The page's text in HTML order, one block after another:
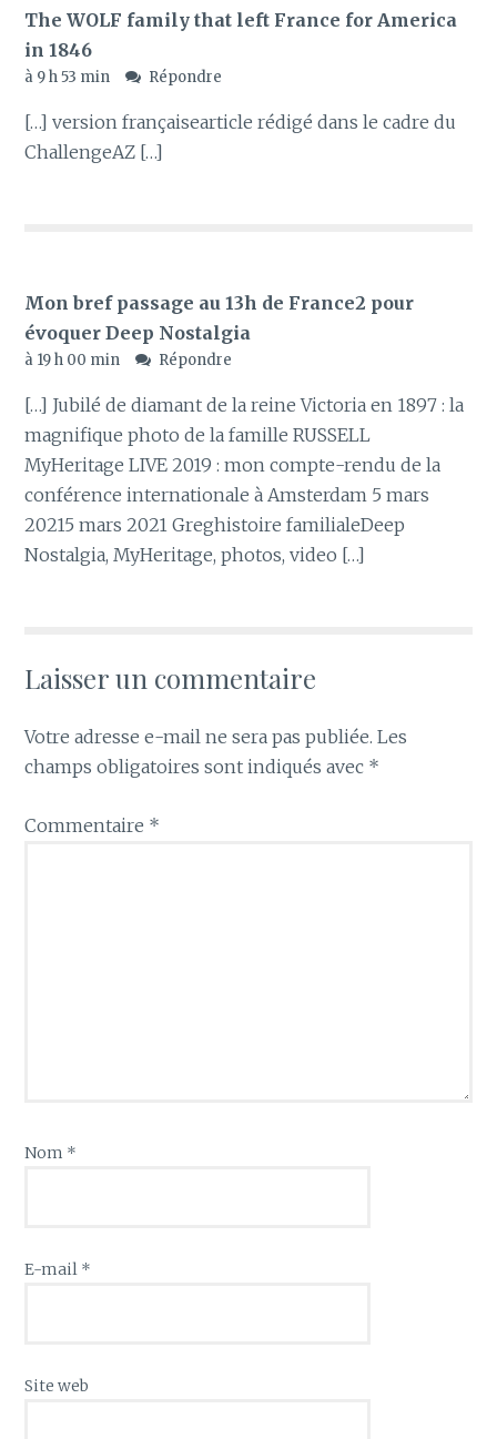
The WOLF family that left France for America
in 1846
à 9 h 53 min Répondre
[…] version françaisearticle rédigé dans le cadre du
ChallengeAZ […]
Mon bref passage au 13h de France2 pour
évoquer Deep Nostalgia
à 19 h 00 min Répondre
[…] Jubilé de diamant de la reine Victoria en 1897 : la
magnifique photo de la famille RUSSELL
MyHeritage LIVE 2019 : mon compte-rendu de la
conférence internationale à Amsterdam 5 mars
20215 mars 2021 Greghistoire familialeDeep
Nostalgia, MyHeritage, photos, video […]
Laisser un commentaire
Votre adresse e-mail ne sera pas publiée. Les
champs obligatoires sont indiqués avec *
Commentaire *
Nom *
E-mail *
Site web